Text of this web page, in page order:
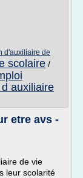
d'auxiliaire de
scolaire /
auxiliaire
etre avs -
de vie
leur scolarité